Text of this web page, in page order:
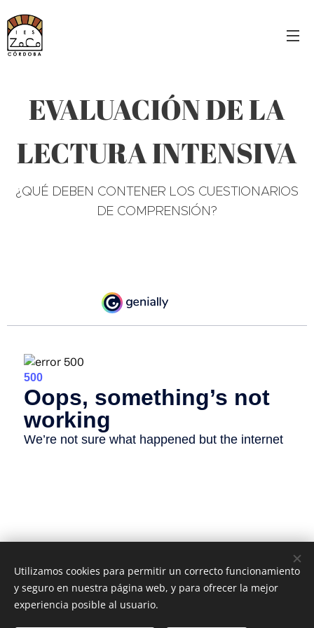
EVALUACIÓN DE LA
LECTURA INTENSIVA
¿QUÉ DEBEN CONTENER LOS CUESTIONARIOS
DE COMPRENSIÓN?
IES ZOCO, C/ JOSÉ MARÍA MARTORELL, S/N Córdoba,
Utilizamos cookies para permitir un correcto funcionamiento
y seguro en nuestra página web, y para ofrecer la mejor
experiencia posible al usuario.